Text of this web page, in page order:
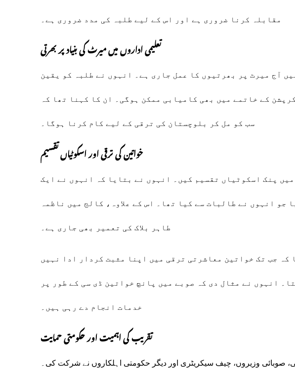
مقابلہ کرنا ضروری ہے اور اس کے لیے طلبہ کی مدد ضروری ہے۔
تعلیمی اداروں میں میرٹ کی بنیاد پر بھرتی
آج میرٹ پر بھرتیوں کا عمل جاری ہے۔ انہوں نے طلبہ کو یقین
کے خاتمے میں بھی کامیابی ممکن ہوگی۔ ان کا کہنا تھا کہ
سب کو مل کر بلوچستان کی ترقی کے لیے کام کرنا ہوگا۔
خواتین کی ترقی اور اسکوٹیاں تقسیم
وزیراعلیٰ نے 45 طالبات میں پنک اسکوٹیاں تقسیم کیں۔ انہوں نے بتایا کہ انہوں نے ایک
جو انہوں نے طالبات سے کیا تھا۔ اس کے علاوہ، کالج میں ناظمہ
طاہر بلاک کی تعمیر بھی جاری ہے۔
کہ جب تک خواتین معاشرتی ترقی میں اپنا مثبت کردار ادا نہیں
انہوں نے مثال دی کہ صوبے میں پانچ خواتین ڈی سی کے طور پر
خدمات انجام دے رہی ہیں۔
تقریب کی اہمیت اور حکومتی حمایت
صوبائی وزیروں، چیف سیکریٹری اور دیگر حکومتی اہلکاروں نے شرکت کی۔